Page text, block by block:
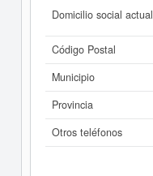
Domicilio social actual
Código Postal
Municipio
Provincia
Otros teléfonos